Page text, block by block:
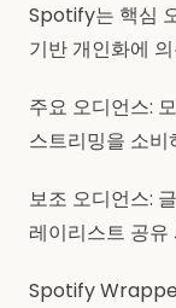
Spotify는 핵심
기반 개인화에
주요 오디언스:
스트리밍을 소
보조 오디언스:
레이리스트 공유
Spotify